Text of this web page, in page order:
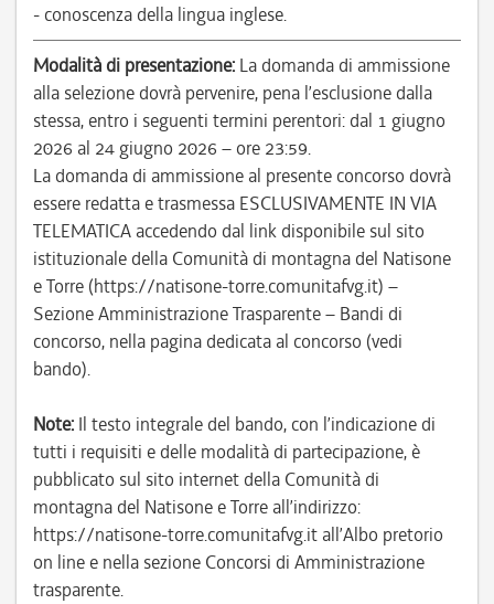
- conoscenza della lingua inglese.
Modalità di presentazione: La domanda di ammissione
alla selezione dovrà pervenire, pena l’esclusione dalla
stessa, entro i seguenti termini perentori: dal 1 giugno
2026 al 24 giugno 2026 – ore 23:59.
La domanda di ammissione al presente concorso dovrà
essere redatta e trasmessa ESCLUSIVAMENTE IN VIA
TELEMATICA accedendo dal link disponibile sul sito
istituzionale della Comunità di montagna del Natisone
e Torre (https://natisone-torre.comunitafvg.it) –
Sezione Amministrazione Trasparente – Bandi di
concorso, nella pagina dedicata al concorso (vedi
bando).
Note: Il testo integrale del bando, con l’indicazione di
tutti i requisiti e delle modalità di partecipazione, è
pubblicato sul sito internet della Comunità di
montagna del Natisone e Torre all’indirizzo:
https://natisone-torre.comunitafvg.it all’Albo pretorio
on line e nella sezione Concorsi di Amministrazione
trasparente.